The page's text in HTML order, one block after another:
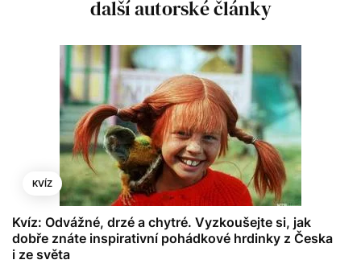
další autorské články
KVÍZ
Kvíz: Odvážné, drzé a chytré. Vyzkoušejte si, jak
dobře znáte inspirativní pohádkové hrdinky z Česka
i ze světa